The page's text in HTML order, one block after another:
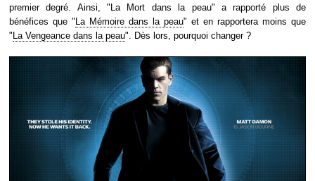
premier degré. Ainsi, "La Mort dans la peau" a rapporté plus de
bénéfices que " La Mémoire dans la peau" et en rapportera moins que
" La Vengeance dans la peau". Dès lors, pourquoi changer ?